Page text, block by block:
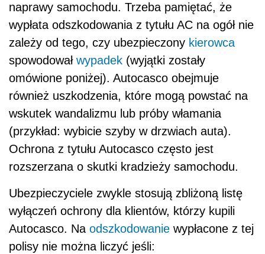
naprawy samochodu. Trzeba pamiętać, że
wypłata odszkodowania z tytułu AC na ogół nie
zależy od tego, czy ubezpieczony kierowca
spowodował wypadek (wyjątki zostały
omówione poniżej). Autocasco obejmuje
również uszkodzenia, które mogą powstać na
wskutek wandalizmu lub próby włamania
(przykład: wybicie szyby w drzwiach auta).
Ochrona z tytułu Autocasco często jest
rozszerzana o skutki kradzieży samochodu.
Ubezpieczyciele zwykle stosują zbliżoną listę
wyłączeń ochrony dla klientów, którzy kupili
Autocasco. Na odszkodowanie wypłacone z tej
polisy nie można liczyć jeśli: